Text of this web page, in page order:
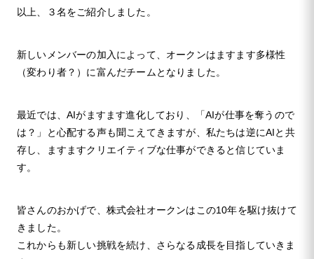
以上、３名をご紹介しました。
新しいメンバーの加入によって、オークンはますます多様性
（変わり者？）に富んだチームとなりました。
最近では、AIがますます進化しており、「AIが仕事を奪うので
は？」と心配する声も聞こえてきますが、私たちは逆にAIと共
存し、ますますクリエイティブな仕事ができると信じていま
す。
皆さんのおかげで、株式会社オークンはこの10年を駆け抜けて
きました。
これからも新しい挑戦を続け、さらなる成長を目指していきま